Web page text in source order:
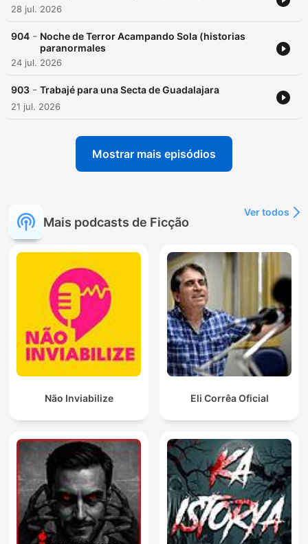
28 jul. 2026
904 - Noche de Terror Acampando Sola (historias
paranormales
24 jul. 2026
903 - Trabajé para una Secta de Guadalajara
21 jul. 2026
Mostrar mais episódios
Mais podcasts de Ficção
Ver todos
Não Inviabilize Eli Corrêa Oficial